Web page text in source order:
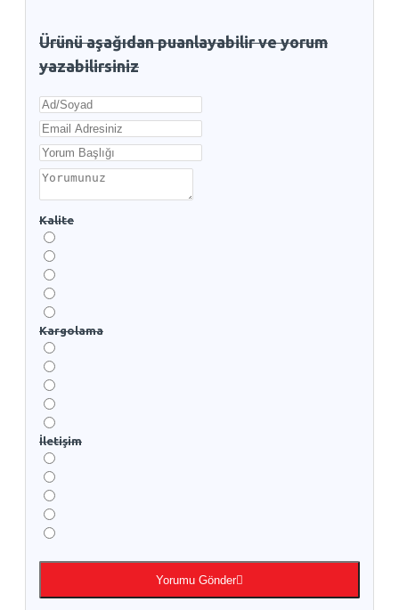
Ürünü aşağıdan puanlayabilir ve yorum
yazabilirsiniz
Kalite
Kargolama
İletişim
Yorumu Gönder